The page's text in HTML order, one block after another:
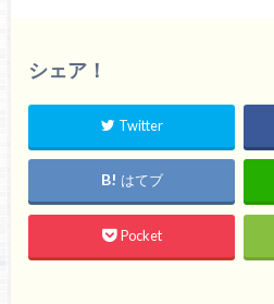
シェア！
Twitter
はてブ
Pocket